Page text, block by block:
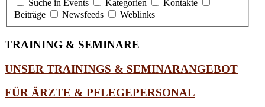
Suche in Events
Kategorien
Kontakte
Beiträge
Newsfeeds Weblinks
TRAINING & SEMINARE
UNSER TRAININGS & SEMINARANGEBOT
FÜR ÄRZTE & PFLEGEPERSONAL